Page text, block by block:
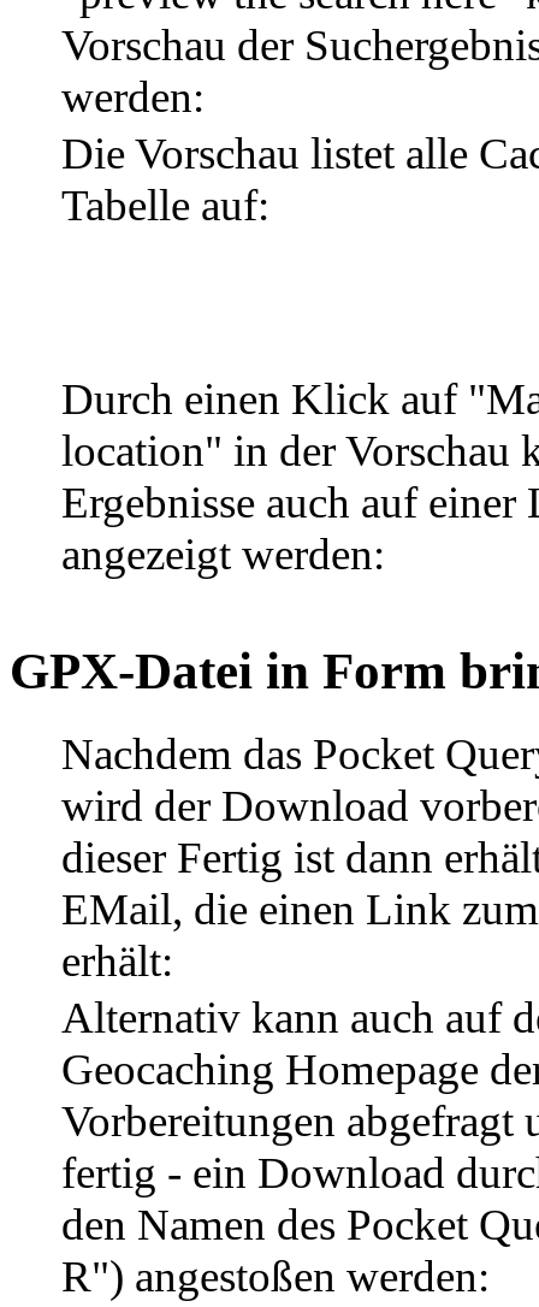
Vorschau der
werden:
Die Vorschau listet alle
Tabelle auf:
Durch einen Klick auf
location" in der Vorschau
Ergebnisse auch auf einer
angezeigt werden:
GPX-Datei in Form
Nachdem das Pocket
wird der Download
dieser Fertig ist dann
EMail, die einen Link
erhält:
Alternativ kann auch auf
Geocaching Homepage
Vorbereitungen abgefragt
fertig - ein Download
den Namen des Pocket
R") angestoßen werden: